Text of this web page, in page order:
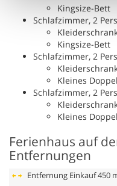
Kingsize-Bett
Schlafzimmer, 2
Kingsize-Bett
Schlafzimmer, 2
Kleines
Schlafzimmer, 2
Kleines
Ferienhaus auf
Entfernungen
Entfernung Einkauf450